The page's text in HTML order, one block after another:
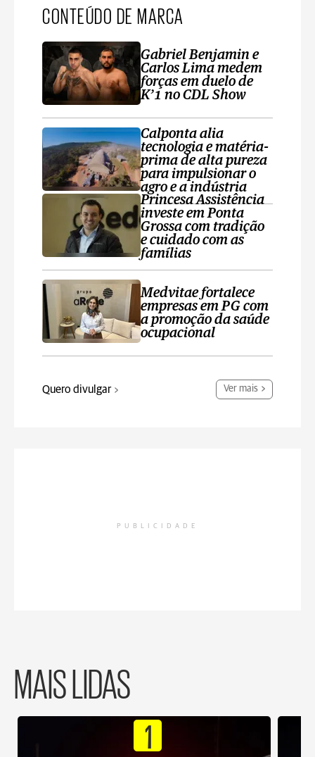
CONTEÚDO DE MARCA
Gabriel Benjamin e
Carlos Lima medem
forças em duelo de
K’1 no CDL Show
Calponta alia
tecnologia e matéria-
prima de alta pureza
para impulsionar o
agro e a indústria
Princesa Assistência
investe em Ponta
Grossa com tradição
e cuidado com as
famílias
Medvitae fortalece
empresas em PG com
a promoção da saúde
ocupacional
Quero divulgar Ver mais
PUBLICIDADE
MAIS LIDAS
1